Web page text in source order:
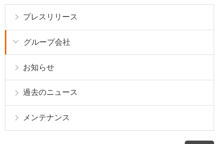
プレスリリース
グループ会社
お知らせ
過去のニュース
メンテナンス